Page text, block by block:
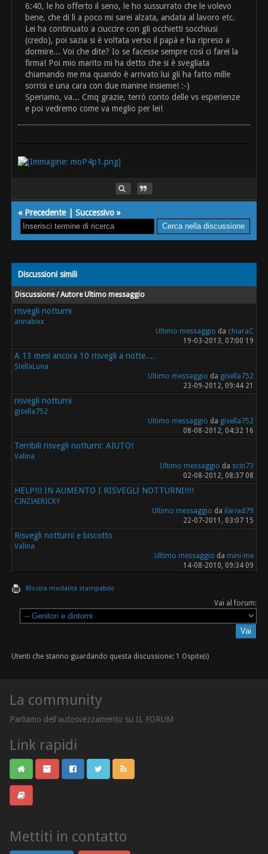
6:40, le ho offerto il seno, le ho sussurrato che le volevo
bene, che di lì a poco mi sarei alzata, andata al lavoro etc.
Lei ha continuato a ciuccire con gli occhietti socchiusi
(credo), poi sazia si è voltata verso il papà e ha ripreso a
dormire... Voi che dite? Io se facesse sempre così ci farei la
firma! Poi mio marito mi ha detto che si è svegliata
chiamando me ma quando è arrivato lui gli ha fatto mille
sorrisi e una cara con due manine insieme! :-)
Speriamo, va... Cmq grazie, terrò conto delle vs esperienze
e poi vedremo come va meglio per lei!
« Precedente|Successivo »
Discussioni simili
Discussione / Autore Ultimo messaggio
risvegli notturni
annabixx
Ultimo messaggio da chiaraC
19-03-2013, 07:00 19
A 13 mesi ancora 10 risvegli a notte....
StellaLuna
Ultimo messaggio da gisella752
23-09-2012, 09:44 21
risvegli notturni
gisella752
Ultimo messaggio da gisella752
08-08-2012, 04:32 16
Terribili risvegli notturni: AIUTO!
Valina
Ultimo messaggio da sciti73
02-08-2012, 08:37 08
HELP!!! IN AUMENTO I RISVEGLI NOTTURNI!!!!
CINZIAERICKY
Ultimo messaggio da ilariad79
22-07-2011, 03:07 15
Risvegli notturni e biscotto
Valina
Ultimo messaggio da mini-me
14-08-2010, 09:34 09
Mostra modalità stampabile
Vai al forum:
Utenti che stanno guardando questa discussione: 1 Ospite(i)
La community
Parliamo dell'autosvezzamento su IL FORUM
Link rapidi
Mettiti in contatto